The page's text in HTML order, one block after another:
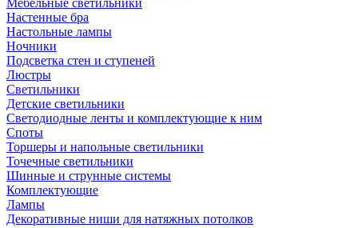
Мебельные светильники
Настенные бра
Настольные лампы
Ночники
Подсветка стен и ступеней
Люстры
Светильники
Детские светильники
Светодиодные ленты и комплектующие к ним
Споты
Торшеры и напольные светильники
Точечные светильники
Шинные и струнные системы
Комплектующие
Лампы
Декоративные ниши для натяжных потолков